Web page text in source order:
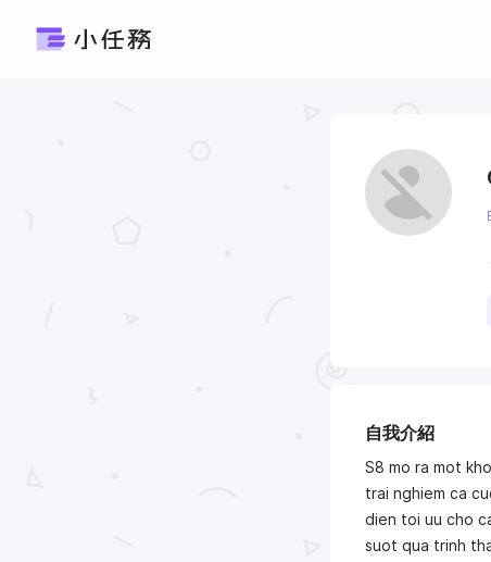
自我介紹
S8 mo ra mot
trai nghiem ca
dien toi uu cho
suot qua trinh